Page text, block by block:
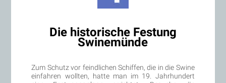
Die historische Festung
Swinemünde
Zum Schutz vor feindlichen Schiffen, die in die Swine
einfahren wollten, hatte man im 19. Jahrhundert